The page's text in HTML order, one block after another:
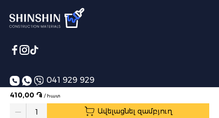
410,00 ֏ / հատ
Quantity Ավելացնել զամբյուղ
041 929 929
info@shinshin.am
Առաքման ժամեր՝ 10:00-19:00